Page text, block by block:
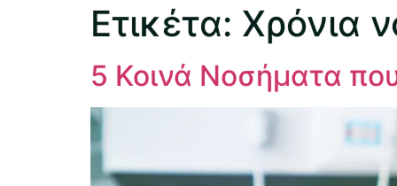
Ετικέτα: Χρόνια
5 Κοινά Νοσήματα